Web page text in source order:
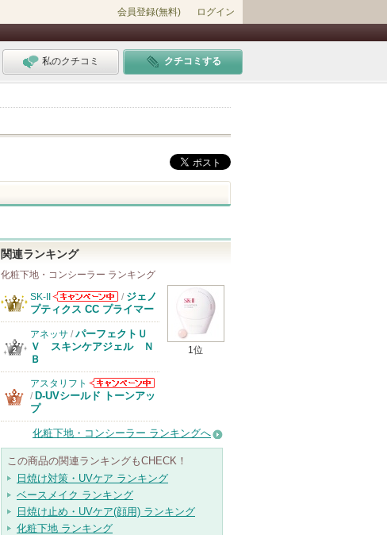
会員登録(無料) ログイン
私のクチコミ クチコミする
関連ランキング
化粧下地・コンシーラー ランキング
1位
SK-II
SK-IIからのお
知らせがありま
す
/ ジェノ
プティクス CC プライマー
アネッサ / パーフェクトＵ
Ｖ スキンケアジェル Ｎ
Ｂ
アスタリフト
アスタリフトか
/ D-UVシールド トーンアッ
プ
化粧下地・コンシーラー ランキングへ
この商品の関連ランキングもCHECK！
日焼け対策・UVケア ランキング
ベースメイク ランキング
日焼け止め・UVケア(顔用) ランキング
化粧下地 ランキング